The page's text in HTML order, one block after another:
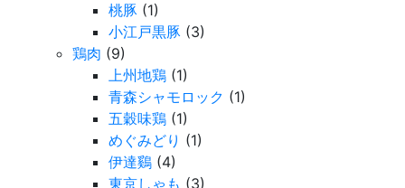
桃豚 (1)
小江戸黒豚 (3)
鶏肉 (9)
上州地鶏 (1)
青森シャモロック (1)
五穀味鶏 (1)
めぐみどり (1)
伊達鷄 (4)
東京しゃも (3)